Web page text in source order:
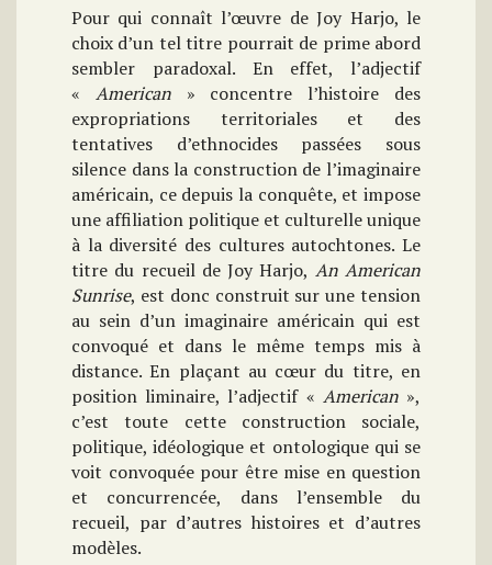
Pour qui connaît l’œuvre de Joy Harjo, le
choix d’un tel titre pourrait de prime abord
sembler paradoxal. En effet, l’adjectif
« American» concentre l’histoire des
expropriations territoriales et des
tentatives d’ethnocides passées sous
silence dans la construction de l’imaginaire
américain, ce depuis la conquête, et impose
une affiliation politique et culturelle unique
à la diversité des cultures autochtones. Le
titre du recueil de Joy Harjo, An American
Sunrise, est donc construit sur une tension
au sein d’un imaginaire américain qui est
convoqué et dans le même temps mis à
distance. En plaçant au cœur du titre, en
position liminaire, l’adjectif « American»,
c’est toute cette construction sociale,
politique, idéologique et ontologique qui se
voit convoquée pour être mise en question
et concurrencée, dans l’ensemble du
recueil, par d’autres histoires et d’autres
modèles.